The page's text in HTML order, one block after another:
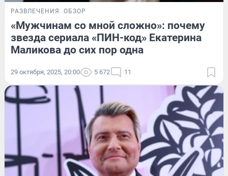
РАЗВЛЕЧЕНИЯ ОБЗОР
«Мужчинам со мной сложно»: почему
звезда сериала «ПИН-код» Екатерина
Маликова до сих пор одна
29 октября, 2025, 20:00 5 672 11